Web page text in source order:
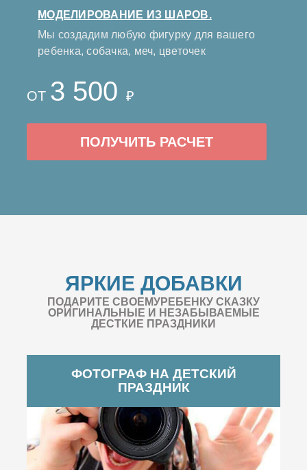
МОДЕЛИРОВАНИЕ ИЗ ШАРОВ.
Мы создадим любую фигурку для вашего
ребенка, собачка, меч, цветочек
ОТ 3 500 ₽
ПОЛУЧИТЬ РАСЧЕТ
ЯРКИЕ ДОБАВКИ
ПОДАРИТЕ СВОЕМУРЕБЕНКУ СКАЗКУ
ОРИГИНАЛЬНЫЕ И НЕЗАБЫВАЕМЫЕ
ДЕСТКИЕ ПРАЗДНИКИ
ФОТОГРАФ НА ДЕТСКИЙ
ПРАЗДНИК